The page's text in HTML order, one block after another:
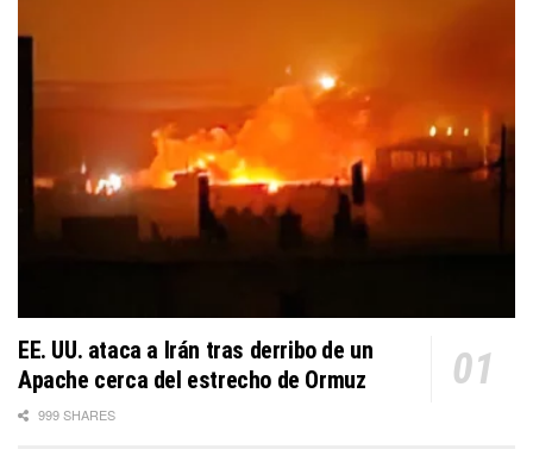
EE. UU. ataca a Irán tras derribo de un
Apache cerca del estrecho de Ormuz
999 SHARES